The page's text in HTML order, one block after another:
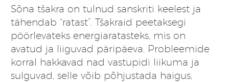
Sõna tšakra on tulnud sanskriti keelest ja
tähendab “ratast”. Tšakraid peetaksegi
pöörlevateks energiaratasteks, mis on
avatud ja liiguvad päripäeva. Probleemide
korral hakkavad nad vastupidi liikuma ja
sulguvad, selle võib põhjustada haigus,